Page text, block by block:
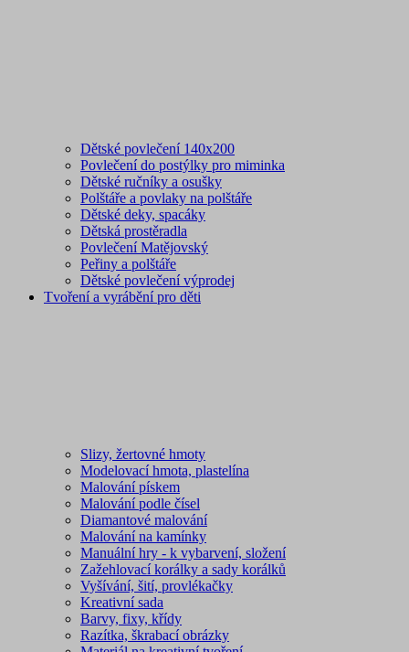
Dětské povlečení 140x200
Povlečení do postýlky pro miminka
Dětské ručníky a osušky
Polštáře a povlaky na polštáře
Dětské deky, spacáky
Dětská prostěradla
Povlečení Matějovský
Peřiny a polštáře
Dětské povlečení výprodej
Tvoření a vyrábění pro děti
Slizy, žertovné hmoty
Modelovací hmota, plastelína
Malování pískem
Malování podle čísel
Diamantové malování
Malování na kamínky
Manuální hry - k vybarvení, složení
Zažehlovací korálky a sady korálků
Vyšívání, šití, provlékačky
Kreativní sada
Barvy, fixy, křídy
Razítka, škrabací obrázky